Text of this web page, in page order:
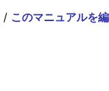
/ このマニュアルを